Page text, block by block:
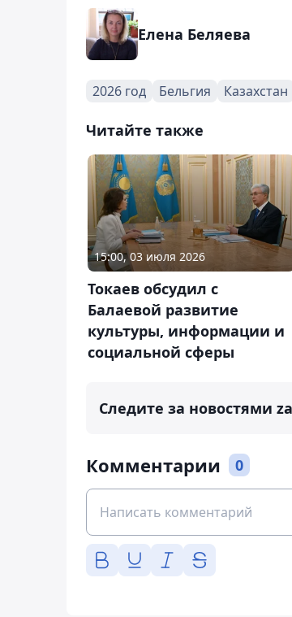
Елена Беляева
2026 год Бельгия Казахстан
Читайте также
15:00, 03 июля 2026
Токаев обсудил с
Балаевой развитие
культуры, информации и
социальной сферы
Следите за новостями
Комментарии 0